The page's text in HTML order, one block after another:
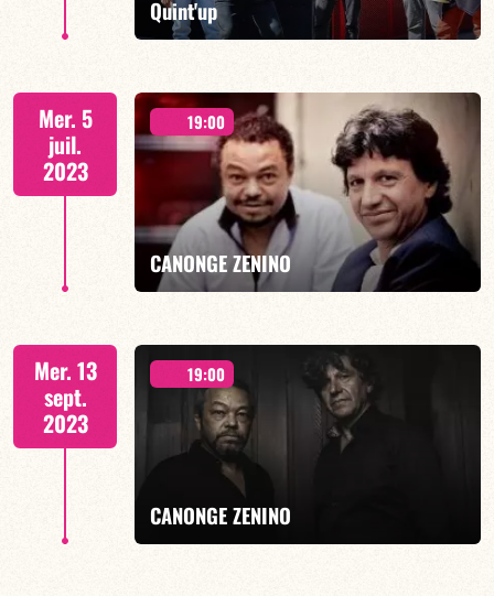
Quint'up
21h00
EN SAVOIR PLUS
Mer. 5
juil.
2023
19:00
CANONGE ZENINO
Mer. 13
sept.
2023
19:00
CANONGE ZENINO